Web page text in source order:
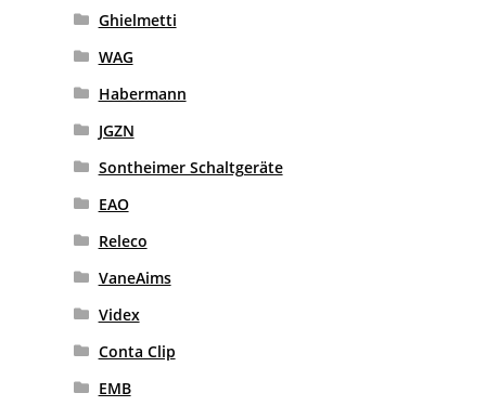
Ghielmetti
WAG
Habermann
JGZN
Sontheimer Schaltgeräte
EAO
Releco
VaneAims
Videx
Conta Clip
EMB